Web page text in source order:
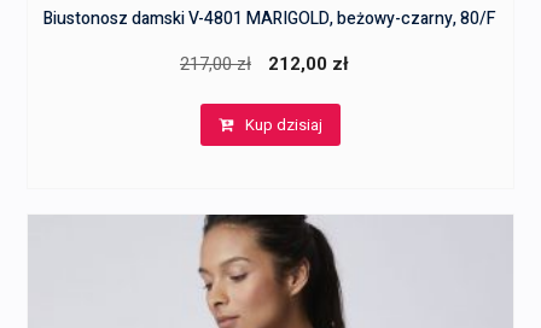
Biustonosz damski V-4801 MARIGOLD, beżowy-czarny, 80/F
217,00zł
Pierwotna
wynosiła:
212,00 zł
Kup dzisiaj